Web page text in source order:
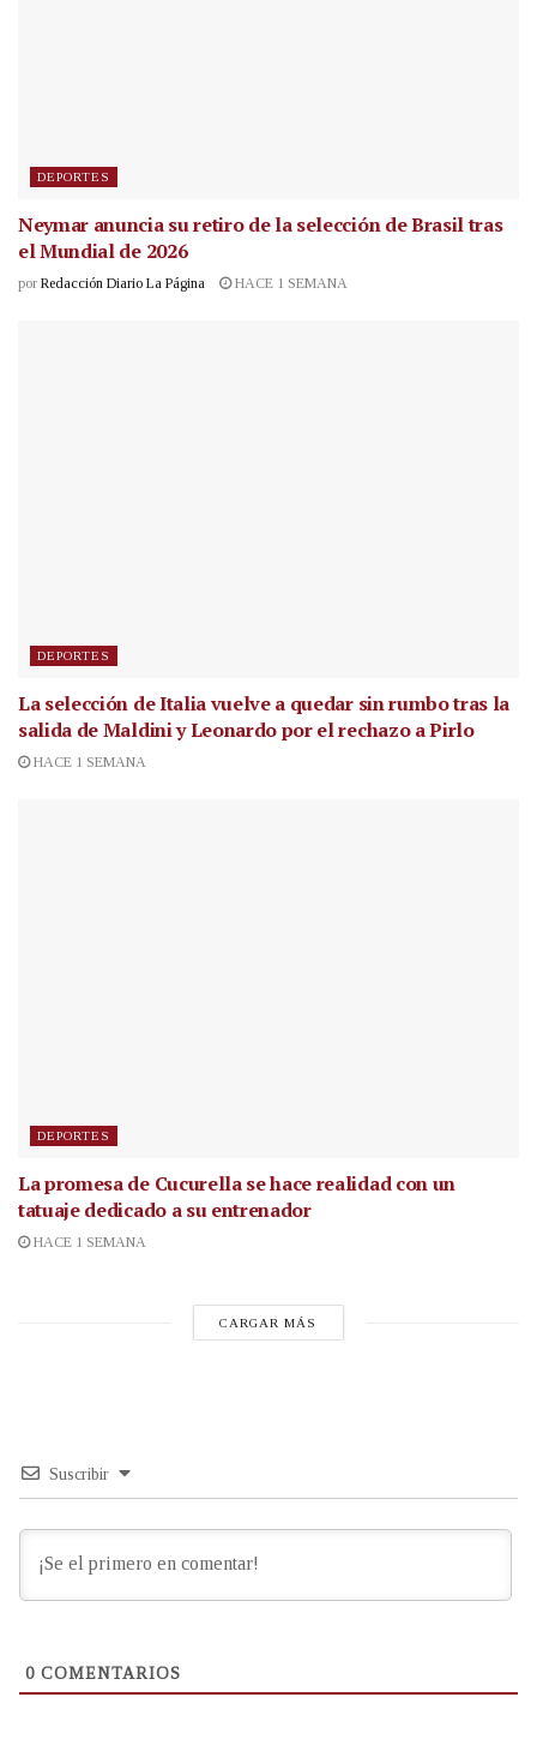
DEPORTES
Neymar anuncia su retiro de la selección de Brasil tras
el Mundial de 2026
por Redacción Diario La Página HACE 1 SEMANA
DEPORTES
La selección de Italia vuelve a quedar sin rumbo tras la
salida de Maldini y Leonardo por el rechazo a Pirlo
HACE 1 SEMANA
DEPORTES
La promesa de Cucurella se hace realidad con un
tatuaje dedicado a su entrenador
HACE 1 SEMANA
CARGAR MÁS
Suscribir
0 COMENTARIOS